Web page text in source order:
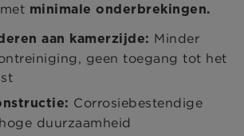
minimale onderbrekingen.
aan kamerzijde: Minder
geen toegang tot het
Corrosiebestendige
duurzaamheid